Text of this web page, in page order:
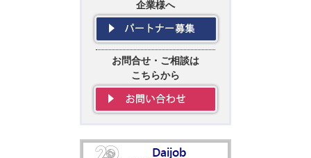
企業様へ
お問合せ・ご相談は
こちらから